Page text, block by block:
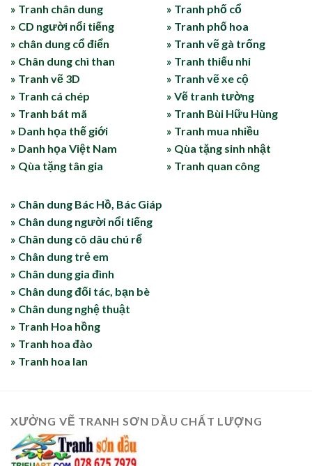
» Tranh chân dung
» CD người nổi tiếng
» chân dung cổ điển
» Chân dung chì than
» Tranh vẽ 3D
» Tranh cá chép
» Tranh bát mã
» Danh họa thế giới
» Danh họa Việt Nam
» Qùa tặng tân gia
» Tranh phố cổ
» Tranh phố hoa
» Tranh vẽ gà trống
» Tranh thiếu nhi
» Tranh vẽ xe cộ
» Vẽ tranh tường
» Tranh Bùi Hữu Hùng
» Tranh mua nhiều
» Qùa tặng sinh nhật
» Tranh quan công
» Chân dung Bác Hồ, Bác Giáp
» Chân dung người nổi tiếng
» Chân dung cô dâu chú rể
» Chân dung trẻ em
» Chân dung gia đình
» Chân dung đối tác, bạn bè
» Chân dung nghệ thuật
» Tranh Hoa hồng
» Tranh hoa đào
» Tranh hoa lan
XƯỞNG VẼ TRANH SƠN DẦU CHẤT LƯỢNG